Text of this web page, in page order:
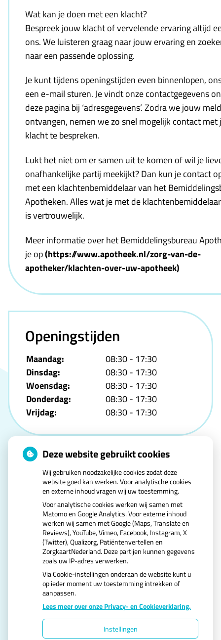
Wat kan je doen met een klacht?
Bespreek jouw klacht of vervelende ervaring altijd
ons. We luisteren graag naar jouw ervaring en
naar een passende oplossing.
Je kunt tijdens openingstijden even binnenlopen,
een e-mail sturen. Je vindt onze contactgegevens
deze pagina bij ‘adresgegevens’. Zodra we jouw
ontvangen, nemen we zo snel mogelijk contact met
klacht te bespreken.
Lukt het niet om er samen uit te komen of wil je
onafhankelijke partij meekijkt? Dan kun je contact
met een klachtenbemiddelaar van het
Apotheken. Alles wat je met de
is vertrouwelijk.
Meer informatie over het Bemiddelingsbureau
je op(https://www.apotheek.nl/zorg-van-de-
apotheker/klachten-over-uw-apotheek)
Openingstijden
Maandag:
08:30 - 17:30
Dinsdag:
08:30 - 17:30
Woensdag:
08:30 - 17:30
Donderdag:
08:30 - 17:30
Vrijdag:
08:30 - 17:30
U heeft geen toestemming gegeven voor
externe inhouddie nodig is om dit te zien.
Cookie-instellingen wijzigen
Uw Zorg Online|Beheer
Deze website gebruikt cookies
Wij gebruiken noodzakelijke cookies zodat deze
website goed kan werken. Voor analytische cookies
en externe inhoud vragen wij uw toestemming.
Voor analytische cookies werken wij samen met
Matomo en Google Analytics. Voor externe inhoud
werken wij samen met Google (Maps, Translate en
Reviews), YouTube, Vimeo, Facebook, Instagram, X
(Twitter), Qualizorg, Patiëntenvertellen en
ZorgkaartNederland. Deze partijen kunnen gegevens
zoals uw IP-adres verwerken.
Via Cookie-instellingen onderaan de website kunt u
op ieder moment uw toestemming intrekken of
aanpassen.
Lees meer over onze Privacy- en Cookieverklaring.
Instellingen